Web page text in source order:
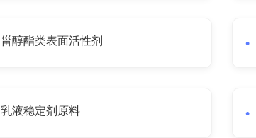
甾醇酯类表面活性剂
乳液稳定剂原料